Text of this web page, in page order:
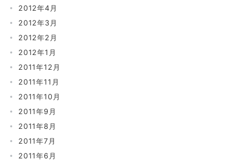
2012年4月
2012年3月
2012年2月
2012年1月
2011年12月
2011年11月
2011年10月
2011年9月
2011年8月
2011年7月
2011年6月